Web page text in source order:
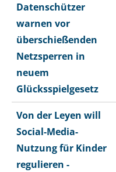
Datenschützer
warnen vor
überschießenden
Netzsperren in
neuem
Glücksspielgesetz
Von der Leyen will
Social-Media-
Nutzung für Kinder
regulieren -